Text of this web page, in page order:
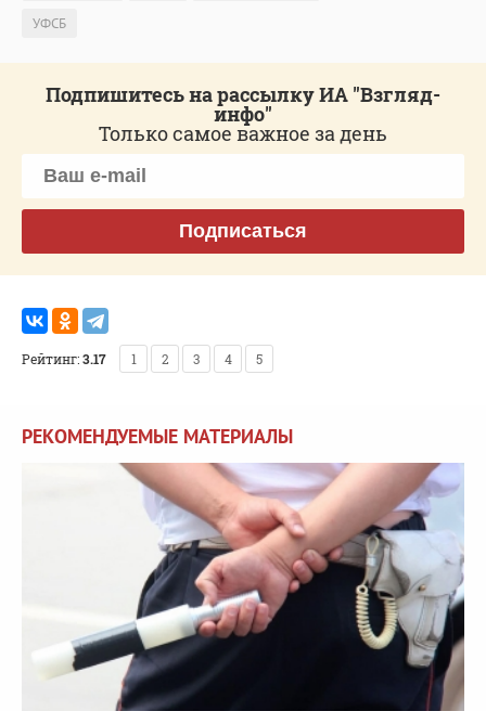
УФСБ
Подпишитесь на рассылку ИА "Взгляд-
инфо"
Только самое важное за день
Подписаться
Рейтинг:3.17 1 2 3 4 5
РЕКОМЕНДУЕМЫЕ МАТЕРИАЛЫ